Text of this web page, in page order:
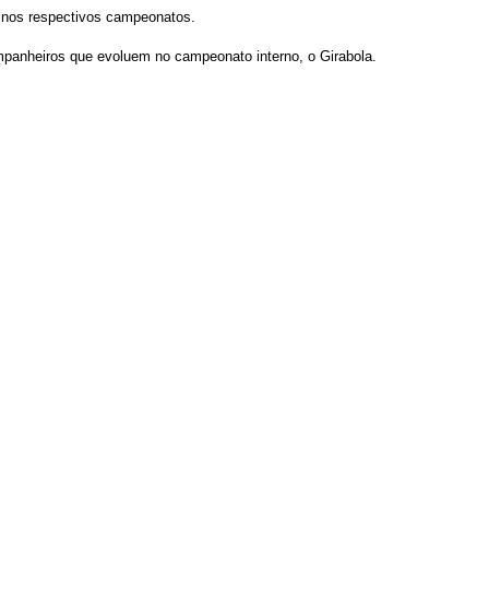
respectivos campeonatos.
que evoluem no campeonato interno, o Girabola.